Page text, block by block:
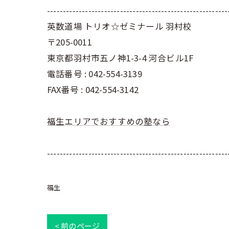
英数道場 トリオ☆ゼミナール 羽村校
〒205-0011
東京都羽村市五ノ神1-3-4 河合ビル1F
電話番号 : 042-554-3139
FAX番号 : 042-554-3142
福生エリアでおすすめの塾なら
福生
< 前のページ